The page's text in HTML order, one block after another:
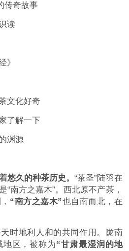
传奇故事
读
》
文化好奇
了解一下
渊源
悠久的种茶历史。“茶圣”陆羽在
“南方之嘉木”。西北原不产茶，
“南方之嘉木”也自南而北，在
时地利人和的共同作用。陇南
地区，被称为“甘肃最湿润的地